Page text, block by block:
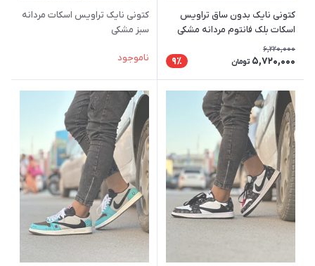
کتونی نایک بدون ساق تراویس
اسکات بلک فانتوم مردانه مشکی
6,220,000
5,720,000 تومان 9٪
کتونی نایک تراویس اسکات مردانه
سبز مشکی
ناموجود